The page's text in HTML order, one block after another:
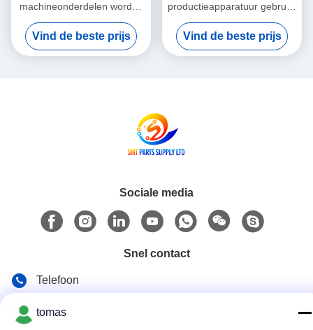
machineonderdelen worden
per vliegtuig verzonden
Geïntegreerde
veldonderwijsservice ter
Vind de beste prijs
productieapparatuur gebruikt
in goede staat Ontworpen
voor precisie en consistente
prestaties in productielijnen
Vind de beste prijs
Sociale media
Snel contact
Telefoon
tomas